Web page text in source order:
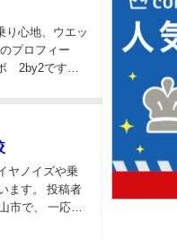
り心地、ウエッ
プロフィー
2by2です。
ヤノイズや乗
ます。 投稿者
市で、 一応県